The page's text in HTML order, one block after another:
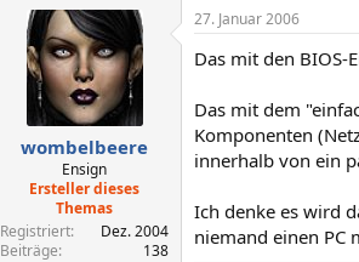
wombelbeere
Ensign
Ersteller dieses
Themas
Registriert
Dez. 2004
Beiträge
138
27. Januar 2006
Das mit den BIOS-
Das mit dem
Komponenten
innerhalb von ein
Ich denke es wird
niemand einen PC